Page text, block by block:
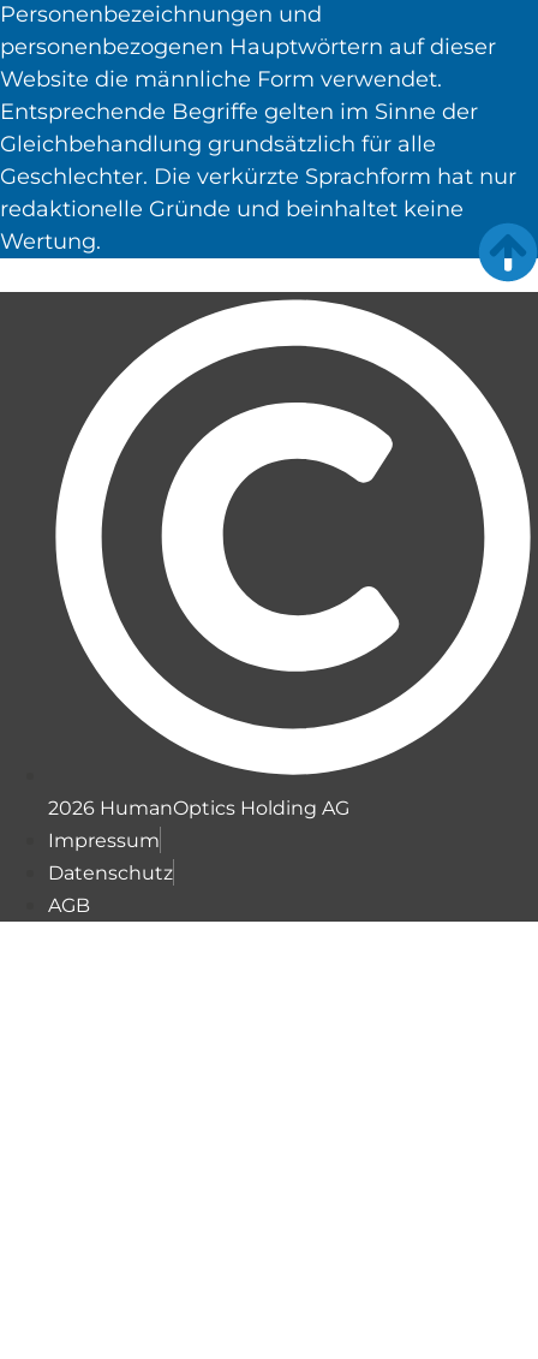
Personenbezeichnungen und
personenbezogenen Hauptwörtern auf dieser
Website die männliche Form verwendet.
Entsprechende Begriffe gelten im Sinne der
Gleichbehandlung grundsätzlich für alle
Geschlechter. Die verkürzte Sprachform hat nur
redaktionelle Gründe und beinhaltet keine
Wertung.
2026 HumanOptics Holding AG
Impressum
Datenschutz
AGB